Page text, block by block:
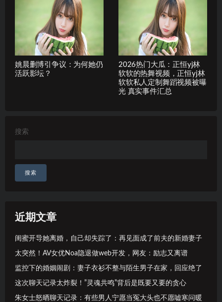
姚晨删博引争议：为何她仍
活跃影坛？
2026热门大瓜：正恒yj林
软软的热舞视频，正恒yj林
软软私人定制舞蹈视频被曝
光 真实事件汇总
搜索
搜索
近期文章
闺蜜开导她离婚，自己却失踪了：再见面成了前夫的新婚妻子
太突然！AV女优Noa隐退做web开发，网友：励志又离谱
监控下的婚姻闹剧：妻子衣衫不整与陌生男子在家，回应绝了
这次聊天记录太炸裂！”灵魂共鸣”背后是既要又要的贪心
朱女士怒晒聊天记录：有些男人宁愿当冤大头也不愿嘘寒问暖